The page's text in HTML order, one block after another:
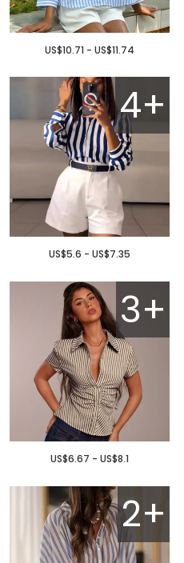
US$10.71 - US$11.74
4+
US$5.6 - US$7.35
3+
US$6.67 - US$8.1
2+